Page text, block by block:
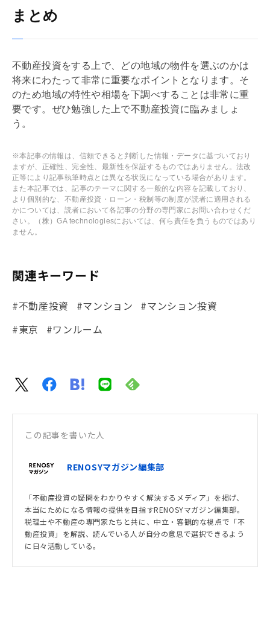
まとめ
不動産投資をする上で、どの地域の物件を選ぶのかは
将来にわたって非常に重要なポイントとなります。そ
のため地域の特性や相場を下調べすることは非常に重
要です。ぜひ勉強した上で不動産投資に臨みましょ
う。
※本記事の情報は、信頼できると判断した情報・データに基づいており
ますが、正確性、完全性、最新性を保証するものではありません。法改
正等により記事執筆時点とは異なる状況になっている場合があります。
また本記事では、記事のテーマに関する一般的な内容を記載しており、
より個別的な、不動産投資・ローン・税制等の制度が読者に適用される
かについては、読者において各記事の分野の専門家にお問い合わせくだ
さい。（株）GA technologiesにおいては、何ら責任を負うものではあり
ません。
関連キーワード
#不動産投資 #マンション
#マンション投資
#東京
#ワンルーム
この記事を書いた人
RENOSYマガジン編集部
「不動産投資の疑問をわかりやすく解決するメディア」を掲げ、
本当にためになる情報の提供を目指すRENOSYマガジン編集部。
税理士や不動産の専門家たちと共に、中立・客観的な視点で「不
動産投資」を解説、読んでいる人が自分の意思で選択できるよう
に日々活動している。